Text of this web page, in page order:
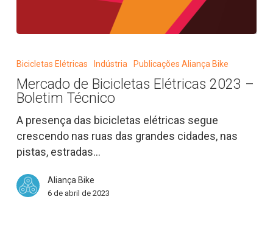
Elétricas
2023
–
Boletim
Técnico
Bicicletas Elétricas Indústria Publicações Aliança Bike
Mercado de Bicicletas Elétricas 2023 –
Boletim Técnico
A presença das bicicletas elétricas segue
crescendo nas ruas das grandes cidades, nas
pistas, estradas…
Aliança Bike
6 de abril de 2023